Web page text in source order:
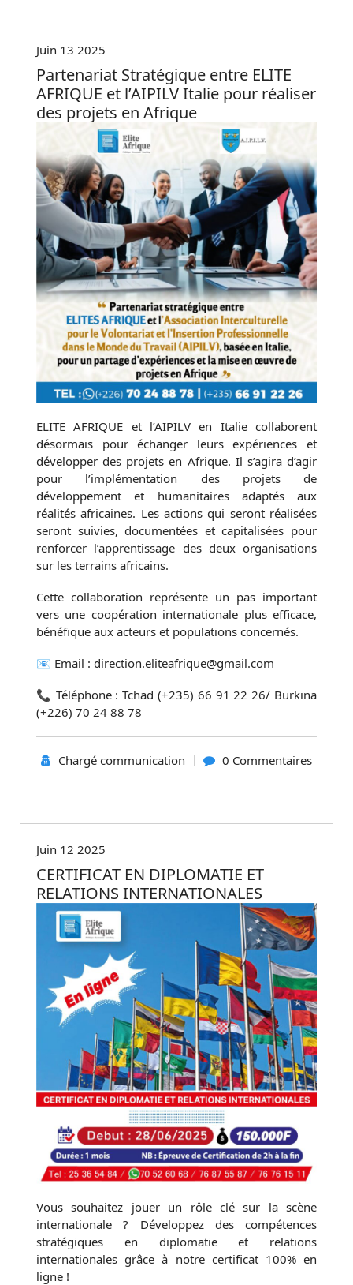
Juin 13 2025
Partenariat Stratégique entre ELITE
AFRIQUE et l’AIPILV Italie pour réaliser
des projets en Afrique
ELITE AFRIQUE et l’AIPILV en Italie collaborent
désormais pour échanger leurs expériences et
développer des projets en Afrique. Il s’agira d’agir
pour l’implémentation des projets de
développement et humanitaires adaptés aux
réalités africaines. Les actions qui seront réalisées
seront suivies, documentées et capitalisées pour
renforcer l’apprentissage des deux organisations
sur les terrains africains.
Cette collaboration représente un pas important
vers une coopération internationale plus efficace,
bénéfique aux acteurs et populations concernés.
📧 Email : direction.eliteafrique@gmail.com
📞 Téléphone : Tchad (+235) 66 91 22 26/ Burkina
(+226) 70 24 88 78
Chargé communication 0 Commentaires
Juin 12 2025
CERTIFICAT EN DIPLOMATIE ET
RELATIONS INTERNATIONALES
Vous souhaitez jouer un rôle clé sur la scène
internationale ? Développez des compétences
stratégiques en diplomatie et relations
internationales grâce à notre certificat 100% en
ligne !